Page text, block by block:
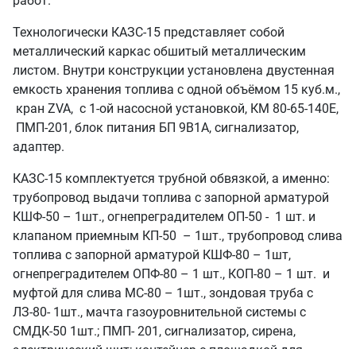
Технологически КАЗС-15 представляет собой
металлический каркас обшитый металлическим
листом. Внутри конструкции установлена двустенная
емкость хранения топлива с одной объёмом 15 куб.м.,
кран ZVA, с 1-ой насосной установкой, КМ 80-65-140Е,
ПМП-201, блок питания БП 9В1А, сигнализатор,
адаптер.
КАЗС-15 комплектуется трубной обвязкой, а именно:
трубопровод выдачи топлива с запорной арматурой
КШФ-50 – 1шт., огнепреградителем ОП-50 - 1 шт. и
клапаном приемным КП-50 – 1шт., трубопровод слива
топлива с запорной арматурой КШФ-80 – 1шт,
огнепреградителем ОПФ-80 – 1 шт., КОП-80 – 1 шт. и
муфтой для слива МС-80 – 1шт., зондовая труба с
ЛЗ-80- 1шт., мачта газоуровнительной системы с
СМДК-50 1шт.; ПМП- 201, сигнализатор, сирена,